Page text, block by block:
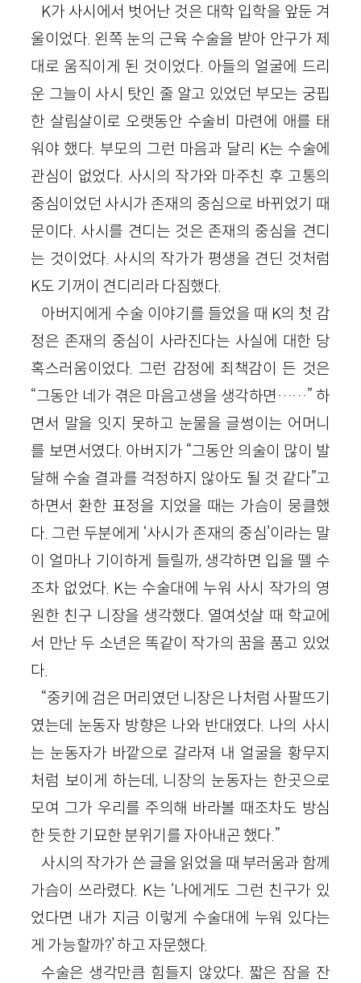
K가 사시에서 벗어난 것은 대학 입학을 앞둔 겨
울이었다. 왼쪽 눈의 근육 수술을 받아 안구가 제
대로 움직이게 된 것이었다. 아들의 얼굴에 드리
운 그늘이 사시 탓인 줄 알고 있었던 부모는 궁핍
한 살림살이로 오랫동안 수술비 마련에 애를 태
워야 했다. 부모의 그런 마음과 달리 K는 수술에
관심이 없었다. 사시의 작가와 마주친 후 고통의
중심이었던 사시가 존재의 중심으로 바뀌었기 때
문이다. 사시를 견디는 것은 존재의 중심을 견디
는 것이었다. 사시의 작가가 평생을 견딘 것처럼
K도 기꺼이 견디리라 다짐했다.
아버지에게 수술 이야기를 들었을 때 K의 첫 감
정은 존재의 중심이 사라진다는 사실에 대한 당
혹스러움이었다. 그런 감정에 죄책감이 든 것은
“그동안 네가 겪은 마음고생을 생각하면……” 하
면서 말을 잇지 못하고 눈물을 글썽이는 어머니
를 보면서였다. 아버지가 “그동안 의술이 많이 발
달해 수술 결과를 걱정하지 않아도 될 것 같다”고
하면서 환한 표정을 지었을 때는 가슴이 뭉클했
다. 그런 두분에게 ‘사시가 존재의 중심’이라는 말
이 얼마나 기이하게 들릴까, 생각하면 입을 뗄 수
조차 없었다. K는 수술대에 누워 사시 작가의 영
원한 친구 니장을 생각했다. 열여섯살 때 학교에
서 만난 두 소년은 똑같이 작가의 꿈을 품고 있었
다.
“중키에 검은 머리였던 니장은 나처럼 사팔뜨기
였는데 눈동자 방향은 나와 반대였다. 나의 사시
는 눈동자가 바깥으로 갈라져 내 얼굴을 황무지
처럼 보이게 하는데, 니장의 눈동자는 한곳으로
모여 그가 우리를 주의해 바라볼 때조차도 방심
한 듯한 기묘한 분위기를 자아내곤 했다.”
사시의 작가가 쓴 글을 읽었을 때 부러움과 함께
가슴이 쓰라렸다. K는 ‘나에게도 그런 친구가 있
었다면 내가 지금 이렇게 수술대에 누워 있다는
게 가능할까?’ 하고 자문했다.
수술은 생각만큼 힘들지 않았다. 짧은 잠을 잔